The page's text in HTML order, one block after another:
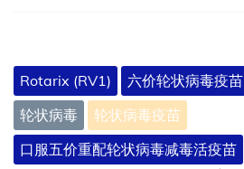
环
Rotarix (RV1) 六价轮状病毒疫苗
轮状病毒
轮状病毒疫苗
口服五价重配轮状病毒减毒活疫苗